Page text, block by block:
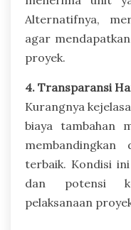
Alternatifnya,
agar
proyek.
4. Transparansi
Kurangnya
biaya tambahan
terbaik. Kondisi
dan potensi
pelaksanaan